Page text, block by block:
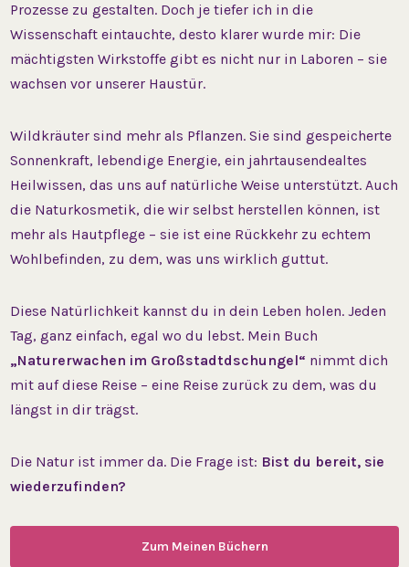
Prozesse zu gestalten. Doch je tiefer ich in die
Wissenschaft eintauchte, desto klarer wurde mir: Die
mächtigsten Wirkstoffe gibt es nicht nur in Laboren – sie
wachsen vor unserer Haustür.
Wildkräuter sind mehr als Pflanzen. Sie sind gespeicherte
Sonnenkraft, lebendige Energie, ein jahrtausendealtes
Heilwissen, das uns auf natürliche Weise unterstützt. Auch
die Naturkosmetik, die wir selbst herstellen können, ist
mehr als Hautpflege – sie ist eine Rückkehr zu echtem
Wohlbefinden, zu dem, was uns wirklich guttut.
Diese Natürlichkeit kannst du in dein Leben holen. Jeden
Tag, ganz einfach, egal wo du lebst. Mein Buch
„Naturerwachen im Großstadtdschungel“ nimmt dich
mit auf diese Reise – eine Reise zurück zu dem, was du
längst in dir trägst.
Die Natur ist immer da. Die Frage ist: Bist du bereit, sie
wiederzufinden?
Zum Meinen Büchern